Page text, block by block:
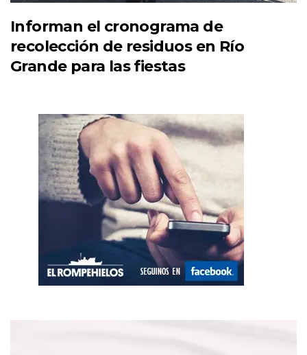
Informan el cronograma de
recolección de residuos en Río
Grande para las fiestas